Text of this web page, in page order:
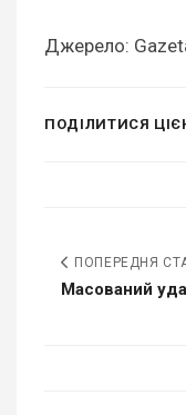
Джерело:
ПОДІЛИТИСЯ
ПОПЕРЕДНЯ
Масований